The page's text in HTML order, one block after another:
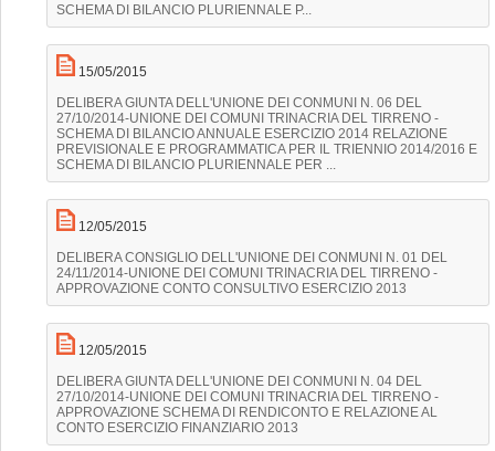
SCHEMA DI BILANCIO PLURIENNALE P...
15/05/2015
DELIBERA GIUNTA DELL'UNIONE DEI CONMUNI N. 06 DEL
27/10/2014-UNIONE DEI COMUNI TRINACRIA DEL TIRRENO -
SCHEMA DI BILANCIO ANNUALE ESERCIZIO 2014 RELAZIONE
PREVISIONALE E PROGRAMMATICA PER IL TRIENNIO 2014/2016 E
SCHEMA DI BILANCIO PLURIENNALE PER ...
12/05/2015
DELIBERA CONSIGLIO DELL'UNIONE DEI CONMUNI N. 01 DEL
24/11/2014-UNIONE DEI COMUNI TRINACRIA DEL TIRRENO -
APPROVAZIONE CONTO CONSULTIVO ESERCIZIO 2013
12/05/2015
DELIBERA GIUNTA DELL'UNIONE DEI CONMUNI N. 04 DEL
27/10/2014-UNIONE DEI COMUNI TRINACRIA DEL TIRRENO -
APPROVAZIONE SCHEMA DI RENDICONTO E RELAZIONE AL
CONTO ESERCIZIO FINANZIARIO 2013